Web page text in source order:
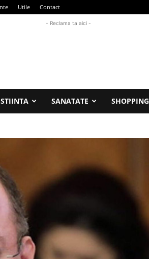
Utile Contact
- Reclama ta aici -
STIINTA SANATATE SHOPPING